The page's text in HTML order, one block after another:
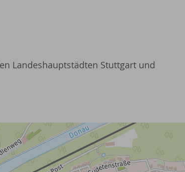
Landeshauptstädten Stuttgart und